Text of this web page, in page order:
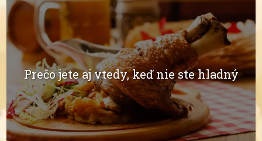
Prečo jete aj vtedy, keď nie ste hladný